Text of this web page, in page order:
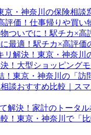
京・神奈川の保険相談
評価！仕事帰りや買
ついでに！駅チカ×
最適！駅チカ×高評価
リ解決！東京・神奈川
！大型ショッピング
！東京・神奈川の「
談おすすめ比較｜ス
解決！家計のトータ
！東京・神奈川で「